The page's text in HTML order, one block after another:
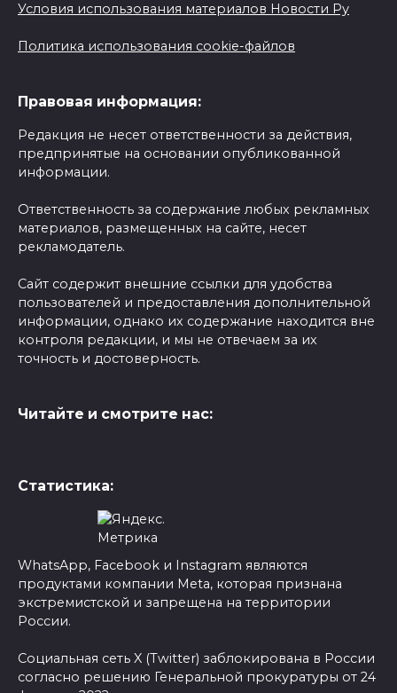
Условия использования материалов Новости Ру
Политика использования cookie-файлов
Правовая информация:
Редакция не несет ответственности за действия,
предпринятые на основании опубликованной
информации.
Ответственность за содержание любых рекламных
материалов, размещенных на сайте, несет
рекламодатель.
Сайт содержит внешние ссылки для удобства
пользователей и предоставления дополнительной
информации, однако их содержание находится вне
контроля редакции, и мы не отвечаем за их
точность и достоверность.
Читайте и смотрите нас:
Статистика:
WhatsApp, Facebook и Instagram являются
продуктами компании Meta, которая признана
экстремистской и запрещена на территории
России.
Социальная сеть X (Twitter) заблокирована в России
согласно решению Генеральной прокуратуры от 24